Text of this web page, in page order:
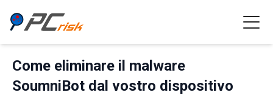
Come eliminare il malware
SoumniBot dal vostro dispositivo